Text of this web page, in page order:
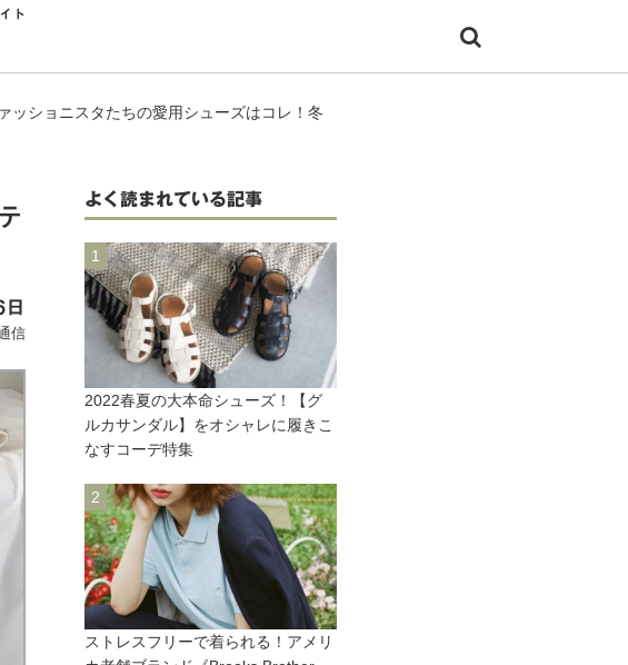
ト
ッショニスタたちの愛用シューズはコレ！冬
信
よく読まれている記事
2022春夏の大本命シューズ！【グ
ルカサンダル】をオシャレに履きこ
なすコーデ特集
ストレスフリーで着られる！アメリ